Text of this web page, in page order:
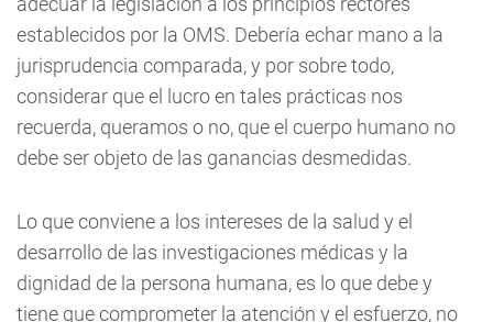
establecidos por la OMS. Debería echar mano a la
jurisprudencia comparada, y por sobre todo,
considerar que el lucro en tales prácticas nos
recuerda, queramos o no, que el cuerpo humano no
debe ser objeto de las ganancias desmedidas.
Lo que conviene a los intereses de la salud y el
desarrollo de las investigaciones médicas y la
dignidad de la persona humana, es lo que debe y
tiene que comprometer la atención y el esfuerzo, no